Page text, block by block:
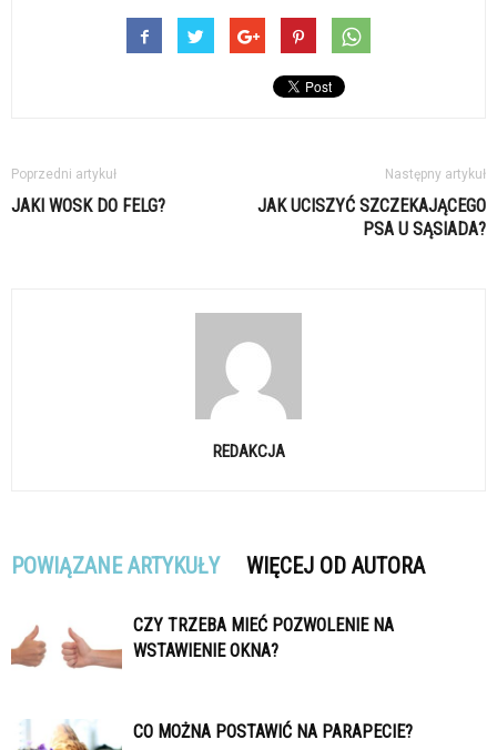
Poprzedni artykuł
JAKI WOSK DO FELG?
Następny artykuł
JAK UCISZYĆ SZCZEKAJĄCEGO
PSA U SĄSIADA?
REDAKCJA
POWIĄZANE ARTYKUŁY WIĘCEJ OD AUTORA
CZY TRZEBA MIEĆ POZWOLENIE NA
WSTAWIENIE OKNA?
CO MOŻNA POSTAWIĆ NA PARAPECIE?